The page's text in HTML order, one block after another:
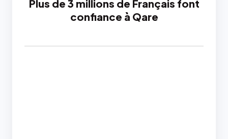
Plus de 3 millions de Français font
confiance à Qare